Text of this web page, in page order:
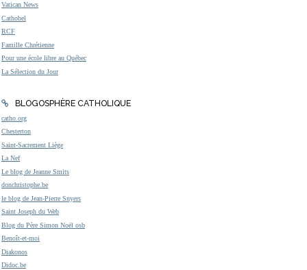
Vatican News
Cathobel
RCF
Famille Chrétienne
Pour une école libre au Québec
La Sélection du Jour
BLOGOSPHÈRE CATHOLIQUE
catho.org
Chesterton
Saint-Sacrement Liège
La Nef
Le blog de Jeanne Smits
donchristophe.be
le blog de Jean-Pierre Snyers
Saint Joseph du Web
Blog du Père Simon Noël osb
Benoît-et-moi
Diakonos
Didoc.be